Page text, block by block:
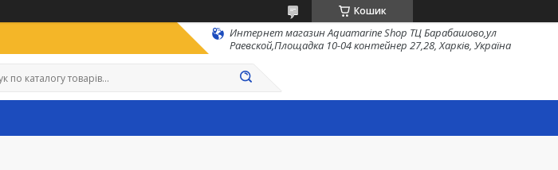
Кошик
Интернет магазин Aquamarine Shop ТЦ Барабашово,ул
Раевской,Площадка 10-04 контейнер 27,28, Харків, Україна